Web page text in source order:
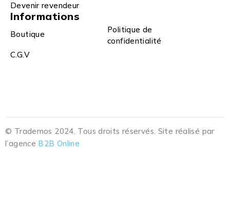
Devenir revendeur
Informations
Boutique
Politique de
confidentialité
C.G.V
© Trademos 2024. Tous droits réservés. Site réalisé par
l’agence B2B Online